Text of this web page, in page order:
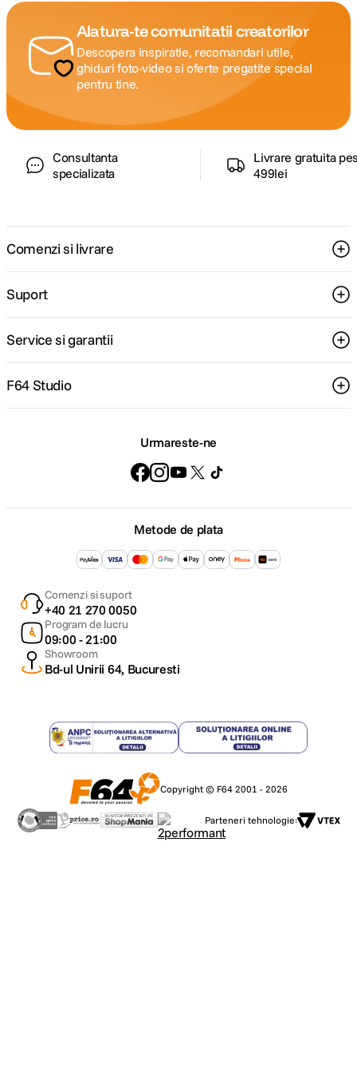
Alatura-te comunitatii creatorilor
Descopera inspiratie, recomandari utile,
ghiduri foto-video si oferte pregatite special
pentru tine.
Consultanta
specializata
Livrare gratuita
499lei
Comenzi si livrare
Suport
Service si garantii
F64 Studio
Urmareste-ne
Metode de plata
Comenzi si suport
+40 21 270 0050
Program de lucru
09:00 - 21:00
Showroom
Bd-ul Unirii 64, Bucuresti
Copyright © F64 2001 - 2026
Parteneri tehnologie: